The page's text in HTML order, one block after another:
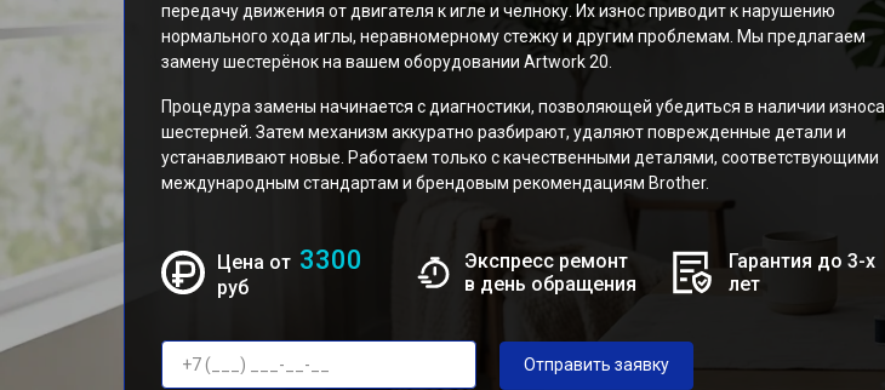
передачу движения от двигателя к игле и челноку. Их износ приводит к нарушению
нормального хода иглы, неравномерному стежку и другим проблемам. Мы предлагаем
замену шестерёнок на вашем оборудовании Artwork 20.
Процедура замены начинается с диагностики, позволяющей убедиться в наличии износа
шестерней. Затем механизм аккуратно разбирают, удаляют поврежденные детали и
устанавливают новые. Работаем только с качественными деталями, соответствующими
международным стандартам и брендовым рекомендациям Brother.
Цена от 3300
руб
Экспресс ремонт
в день обращения
Гарантия до 3-х
лет
Отправить заявку